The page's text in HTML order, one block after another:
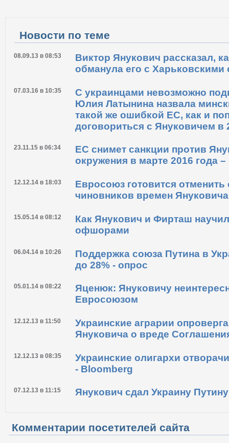
Новости по теме
08.09.13 в 08:53
Виктор Янукович рассказал,
обманула его с
С украинцами невозможно
Юлия Латынина назвала
такой же ошибкой ЕС, как и
договориться с Януковичем в
23.11.15 в 06:34
ЕС снимет санкции против
окружения в марте 2016 года
12.12.14 в 18:03
Евросоюз готовится отменить
чиновников времен Януковича
15.05.14 в 08:12
Как Янукович и Фирташ
офшорами
06.04.14 в 10:26
Поддержка союза Путина в
до 28% - опрос
05.01.14 в 08:22
Яценюк: Януковичу
Евросоюзом
12.12.13 в 11:50
Украинские аграрии
Януковича о вреде
12.12.13 в 08:35
Украинские олигархи
- Bloomberg
Янукович сдал Украину Путину